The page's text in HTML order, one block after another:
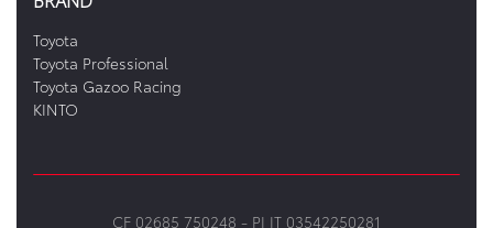
Toyota
Toyota Professional
Toyota Gazoo Racing
KINTO
CF 02685 750248 - PI IT 03542250281